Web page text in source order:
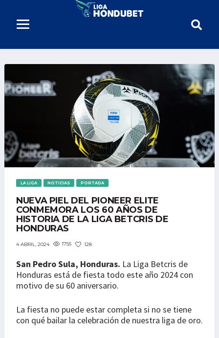
LA LIGA NOTICIAS PORTADA
NUEVA PIEL DEL PIONEER ELITE
CONMEMORA LOS 60 AÑOS DE
HISTORIA DE LA LIGA BETCRIS DE
HONDURAS
4 ABRIL, 2024 1755 128
San Pedro Sula, Honduras. La Liga Betcris de
Honduras está de fiesta todo este año 2024 con
motivo de su 60 aniversario.
La fiesta no puede estar completa si no se tiene
con qué bailar la celebración de nuestra liga de oro.